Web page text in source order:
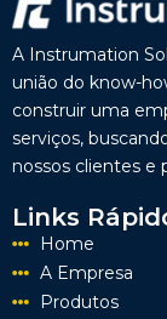
A Instrumation
união do know-
construir uma
serviços,
nossos clientes e
Links
Home
A Empresa
Produtos